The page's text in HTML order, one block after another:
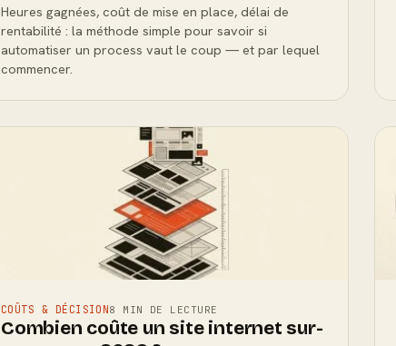
Heures gagnées, coût de mise en place, délai de
rentabilité : la méthode simple pour savoir si
automatiser un process vaut le coup — et par lequel
commencer.
COÛTS & DÉCISION8 MIN DE LECTURE
Combien coûte un site internet sur-